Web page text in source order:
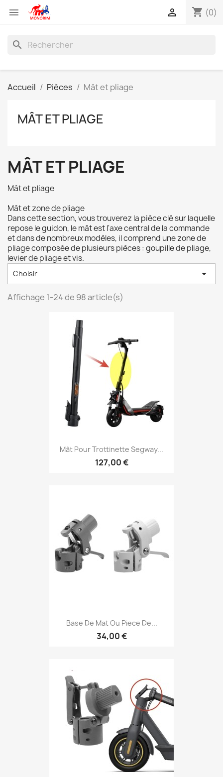
 shopping_cart (0)

search
Accueil Pièces Mât et pliage
MÂT ET PLIAGE
MÂT ET PLIAGE
Mât et pliage
Mât et zone de pliage
Dans cette section, vous trouverez la pièce clé sur laquelle
repose le guidon, le mât est l'axe central de la commande
et dans de nombreux modèles, il comprend une zone de
pliage composée de plusieurs pièces : goupille de pliage,
levier de pliage et vis.
Choisir 
Affichage 1-24 de 98 article(s)
Mât Pour Trottinette Segway...
127,00 €
Base De Mat Ou Piece De...
34,00 €